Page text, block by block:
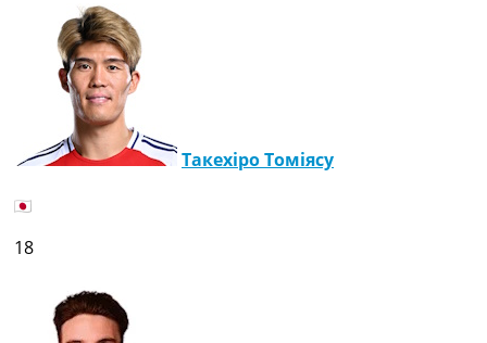
Такехіро Томіясу
18